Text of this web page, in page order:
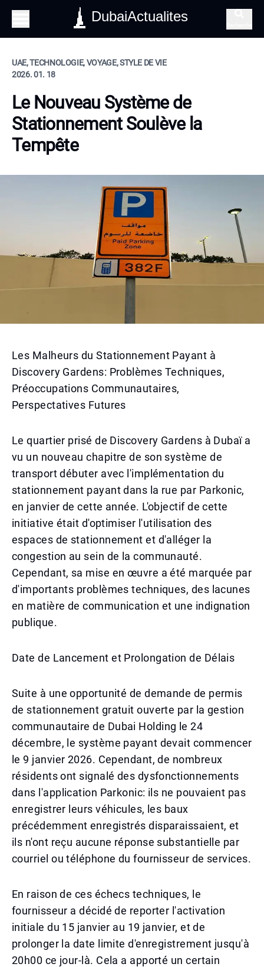
DubaiActualites
UAE, TECHNOLOGIE, VOYAGE, STYLE DE VIE
2026. 01. 18
Le Nouveau Système de
Stationnement Soulève la
Tempête
Les Malheurs du Stationnement Payant à
Discovery Gardens: Problèmes Techniques,
Préoccupations Communautaires,
Perspectatives Futures
Le quartier prisé de Discovery Gardens à Dubaï a
vu un nouveau chapitre de son système de
transport débuter avec l'implémentation du
stationnement payant dans la rue par Parkonic,
en janvier de cette année. L'objectif de cette
initiative était d'optimiser l'utilisation des
espaces de stationnement et d'alléger la
congestion au sein de la communauté.
Cependant, sa mise en œuvre a été marquée par
d'importants problèmes techniques, des lacunes
en matière de communication et une indignation
publique.
Date de Lancement et Prolongation de Délais
Suite à une opportunité de demande de permis
de stationnement gratuit ouverte par la gestion
communautaire de Dubai Holding le 24
décembre, le système payant devait commencer
le 9 janvier 2026. Cependant, de nombreux
résidents ont signalé des dysfonctionnements
dans l'application Parkonic: ils ne pouvaient pas
enregistrer leurs véhicules, les baux
précédemment enregistrés disparaissaient, et
ils n'ont reçu aucune réponse substantielle par
courriel ou téléphone du fournisseur de services.
En raison de ces échecs techniques, le
fournisseur a décidé de reporter l'activation
initiale du 15 janvier au 19 janvier, et de
prolonger la date limite d'enregistrement jusqu'à
20h00 ce jour-là. Cela a apporté un certain